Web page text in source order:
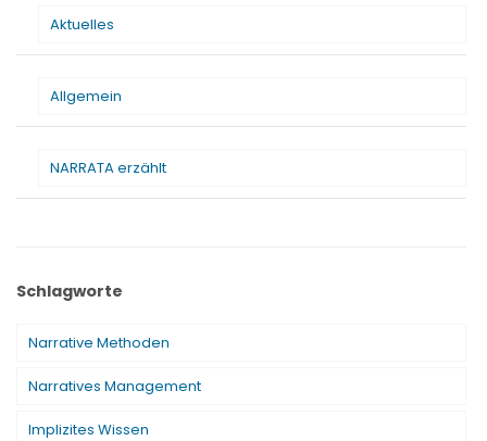
Aktuelles
Allgemein
NARRATA erzählt
Schlagworte
Narrative Methoden
Narratives Management
Implizites Wissen